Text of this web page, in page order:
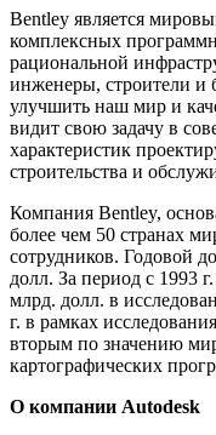
Bentley является
комплексных
рациональной
инженеры, строители и
улучшить наш мир и
видит свою задачу в
характеристик
строительства и
Компания Bentley,
более чем 50 странах
сотрудников. Годовой
долл. За период с 1993
млрд. долл. в
г. в рамках
вторым по значению
картографических
О компании Autodesk